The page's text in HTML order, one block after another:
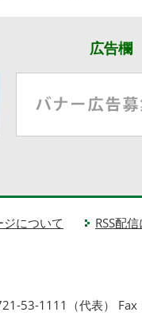
広告欄
について RSS配
53-1111（代表）